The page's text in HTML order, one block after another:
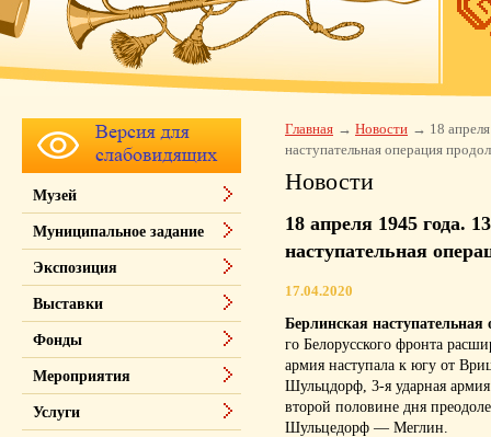
Главная Новости
18
наступательная операция
Новости
18 апреля 1945 года.
наступательная
17.04.2020
Берлинская наступательная
го Белорусского фронта
армия наступала к югу от
Шульцдорф, 3-я ударная
второй половине дня
Шульцедорф — Меглин.
Музей
Муниципальное задание
Экспозиция
Выставки
Фонды
Мероприятия
Услуги